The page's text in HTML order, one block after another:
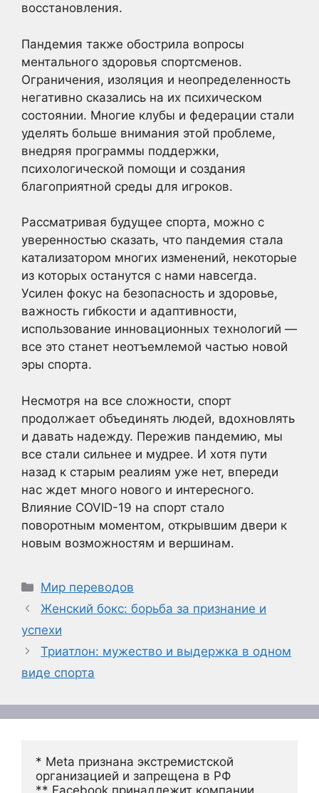
восстановления.
Пандемия также обострила вопросы
ментального здоровья спортсменов.
Ограничения, изоляция и неопределенность
негативно сказались на их психическом
состоянии. Многие клубы и федерации стали
уделять больше внимания этой проблеме,
внедряя программы поддержки,
психологической помощи и создания
благоприятной среды для игроков.
Рассматривая будущее спорта, можно с
уверенностью сказать, что пандемия стала
катализатором многих изменений, некоторые
из которых останутся с нами навсегда.
Усилен фокус на безопасность и здоровье,
важность гибкости и адаптивности,
использование инновационных технологий —
все это станет неотъемлемой частью новой
эры спорта.
Несмотря на все сложности, спорт
продолжает объединять людей, вдохновлять
и давать надежду. Пережив пандемию, мы
все стали сильнее и мудрее. И хотя пути
назад к старым реалиям уже нет, впереди
нас ждет много нового и интересного.
Влияние COVID-19 на спорт стало
поворотным моментом, открывшим двери к
новым возможностям и вершинам.
Рубрики
Мир переводов
Женский бокс: борьба за признание и
успехи
Триатлон: мужество и выдержка в одном
виде спорта
* Meta признана экстремистской
организацией и запрещена в РФ
** Facebook принадлежит компании